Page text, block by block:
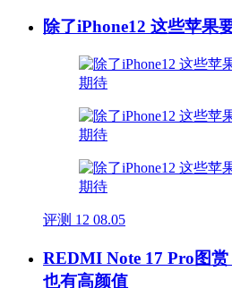
除了iPhone12 这些苹果
评测 12 08.05
REDMI Note 17 Pro图
也有高颜值